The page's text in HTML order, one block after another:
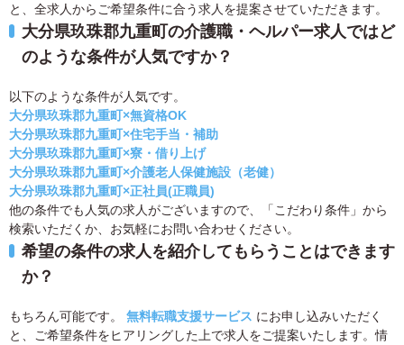
と、全求人からご希望条件に合う求人を提案させていただきます。
大分県玖珠郡九重町の介護職・ヘルパー求人ではど
のような条件が人気ですか？
以下のような条件が人気です。
大分県玖珠郡九重町×無資格OK
大分県玖珠郡九重町×住宅手当・補助
大分県玖珠郡九重町×寮・借り上げ
大分県玖珠郡九重町×介護老人保健施設（老健）
大分県玖珠郡九重町×正社員(正職員)
他の条件でも人気の求人がございますので、「こだわり条件」から
検索いただくか、お気軽にお問い合わせください。
希望の条件の求人を紹介してもらうことはできます
か？
もちろん可能です。 無料転職支援サービス にお申し込みいただく
と、ご希望条件をヒアリングした上で求人をご提案いたします。情